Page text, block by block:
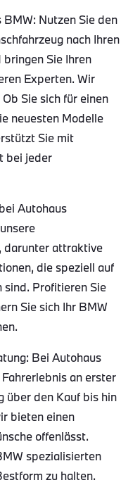
Nutzen Sie den
nach Ihren
Sie Ihren
Experten. Wir
Sie sich für einen
neuesten Modelle
Sie mit
bei jeder
Autohaus
darunter attraktive
die speziell auf
sind. Profitieren Sie
Sie sich Ihr BMW
Bei Autohaus
an erster
über den Kauf bis hin
bieten einen
offenlässt.
spezialisierten
zu halten.